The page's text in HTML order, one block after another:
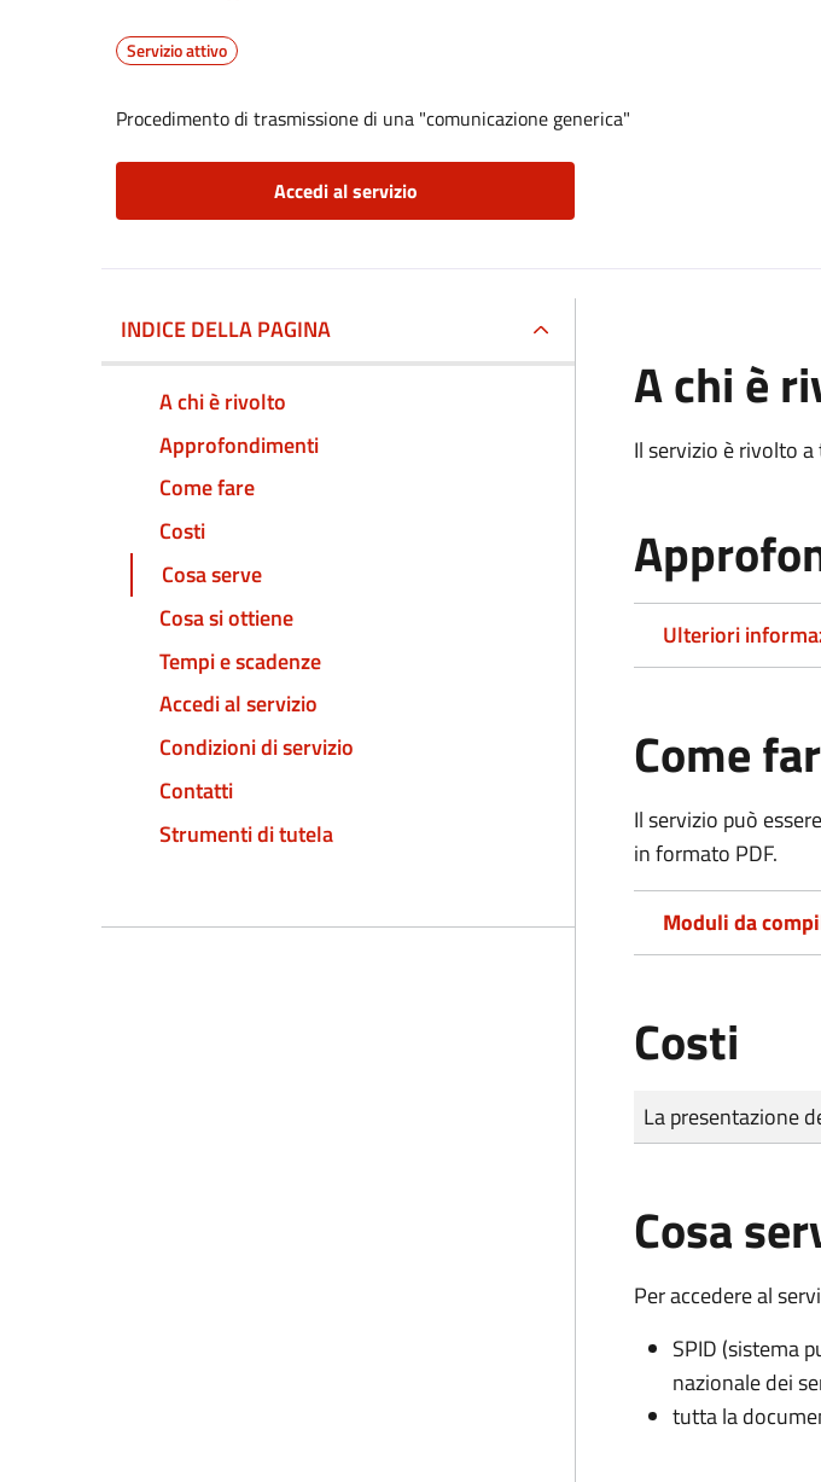
Servizio attivo
Procedimento di trasmissione di una "comunicazione generica"
Accedi al servizio
INDICE DELLA PAGINA
A chi è rivolto
Approfondimenti
Come fare
Costi
Cosa serve
Cosa si ottiene
Tempi e scadenze
Accedi al servizio
Condizioni di servizio
Contatti
Strumenti di tutela
A chi è
Il servizio è rivolto
Ulteriori
Come
Il servizio può
in formato PDF.
Moduli da
Costi
Tipo di pagamento
Importo
La presentazione
Cosa
Per accedere al
SPID (sistema
nazionale dei
tutta la